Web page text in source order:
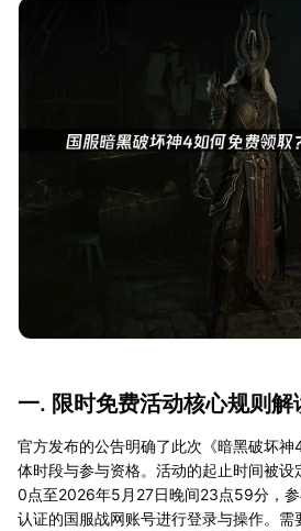
一. 限时免费活动核心规则解
官方发布的公告明确了此次《暗黑破坏
体时段与参与资格。活动的起止时间被
0点至2026年5月27日晚间23点59分，
认证的国服战网账号进行登录与操作。